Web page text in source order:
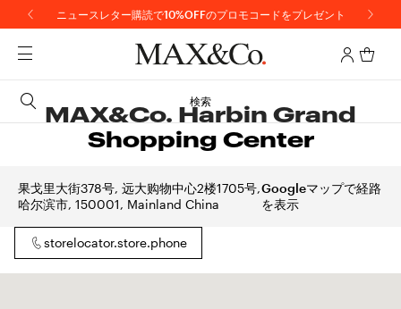
ニュースレター購読で10%OFFのプロモコードをプレゼント
検索
MAX&Co. Harbin Grand
Shopping Center
果戈里大街378号, 远大购物中心2楼1705号,
哈尔滨市, 150001, Mainland China
Googleマップで経路
を表示
storelocator.store.phone